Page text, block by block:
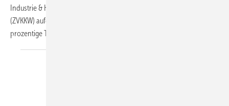
Industrie & Handel des Zentralverbands Kälte Klima Wärmepumpen
(ZVKKW) aufgenommen. Die Aufnahme der IKK GmbH, eine 100-
prozentige Tochter des Verbands Deutscher